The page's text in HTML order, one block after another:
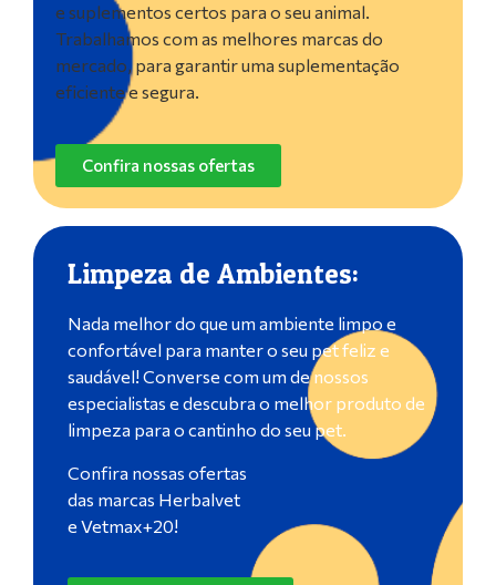
e suplementos certos para o seu animal.
Trabalhamos com as melhores marcas do
mercado, para garantir uma suplementação
eficiente e segura.
Confira nossas ofertas
Limpeza de Ambientes:
Nada melhor do que um ambiente limpo e
confortável para manter o seu pet feliz e
saudável! Converse com um de nossos
especialistas e descubra o melhor produto de
limpeza para o cantinho do seu pet.
Confira nossas ofertas
das marcas Herbalvet
e Vetmax+20!